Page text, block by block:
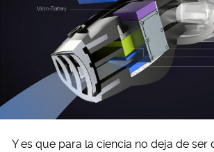
Y es que para la ciencia no deja de ser